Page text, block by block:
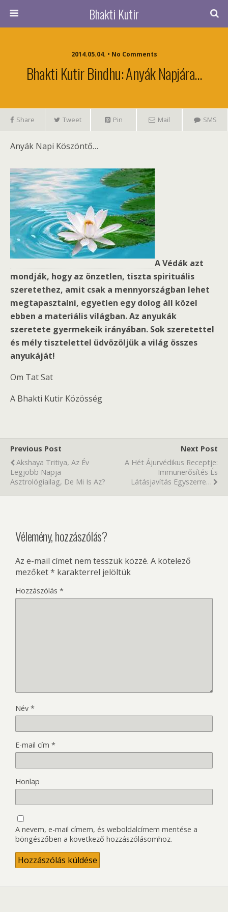
Bhakti Kutir
2014.05.04. • No Comments
Bhakti Kutir Bindhu: Anyák Napjára…
Share Tweet Pin Mail SMS
Anyák Napi Köszöntő…
A Védák azt
mondják, hogy az önzetlen, tiszta spirituális
szeretethez, amit csak a mennyországban lehet
megtapasztalni, egyetlen egy dolog áll közel
ebben a materiális világban. Az anyukák
szeretete gyermekeik irányában. Sok szeretettel
és mély tisztelettel üdvözöljük a világ összes
anyukáját!
Om Tat Sat
A Bhakti Kutir Közösség
Previous Post
Akshaya Tritiya, Az Év
Legjobb Napja
Asztrológiailag, De Mi Is Az?
Next Post
A Hét Ájurvédikus Receptje:
Immunerősítés És
Látásjavítás Egyszerre…
Vélemény, hozzászólás?
Az e-mail címet nem tesszük közzé. A kötelező
mezőket* karakterrel jelöltük
Hozzászólás *
Név *
E-mail cím *
Honlap
A nevem, e-mail címem, és weboldalcímem mentése a
böngészőben a következő hozzászólásomhoz.